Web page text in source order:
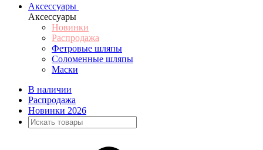
Аксессуары
Аксессуары
Новинки
Распродажа
Фетровые шляпы
Соломенные шляпы
Маски
В наличии
Распродажа
Новинки 2026